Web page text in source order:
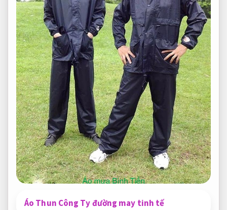
Áo Thun Công Ty đường may tinh tế